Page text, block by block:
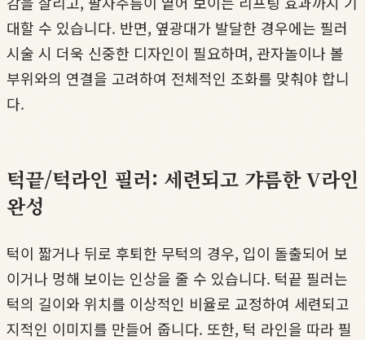
대할 수 있습니다. 반면, 옆광대가 발달한 경우에는 필러
시술 시 더욱 신중한 디자인이 필요하며, 관자놀이나 볼
부위와의 연결을 고려하여 전체적인 조화를 맞춰야 합니
다.
턱끝/턱라인 필러: 세련되고 갸름한 V라인
완성
턱이 짧거나 뒤로 후퇴한 무턱의 경우, 입이 돌출되어 보
이거나 멍해 보이는 인상을 줄 수 있습니다. 턱끝 필러는
턱의 길이와 위치를 이상적인 비율로 교정하여 세련되고
지적인 이미지를 만들어 줍니다. 또한, 턱 라인을 따라 필